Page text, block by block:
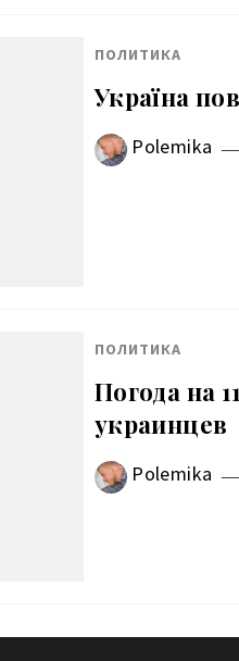
ПОЛИТИКА
Україна
Polemika
ПОЛИТИКА
Погода на
украинцев
Polemika